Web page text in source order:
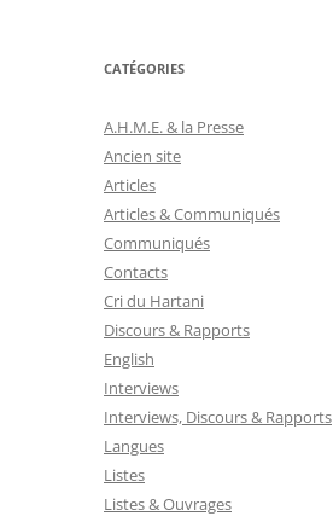
CATÉGORIES
A.H.M.E. & la Presse
Ancien site
Articles
Articles & Communiqués
Communiqués
Contacts
Cri du Hartani
Discours & Rapports
English
Interviews
Interviews, Discours & Rapports
Langues
Listes
Listes & Ouvrages